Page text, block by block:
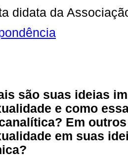
didata da
são suas ideias
e como
Em
em suas